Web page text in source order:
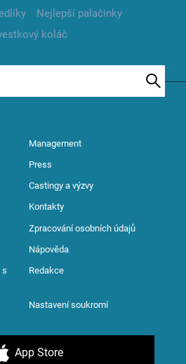
Nejlepší palačinky
koláč
Management
Press
Castingy a výzvy
Kontakty
Zpracování osobních údajů
Nápověda
s
Redakce
Nastavení soukromí
App Store